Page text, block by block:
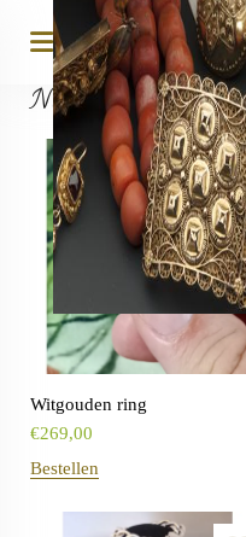
Nieuw
Witgouden ring
€269,00
Bestellen